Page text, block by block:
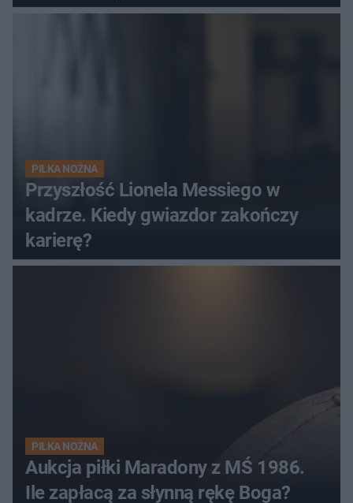
PIŁKA NOŻNA
Przyszłość Lionela Messiego w
kadrze. Kiedy gwiazdor zakończy
karierę?
PIŁKA NOŻNA
Aukcja piłki Maradony z MŚ 1986.
Ile zapłacą za słynną rękę Boga?